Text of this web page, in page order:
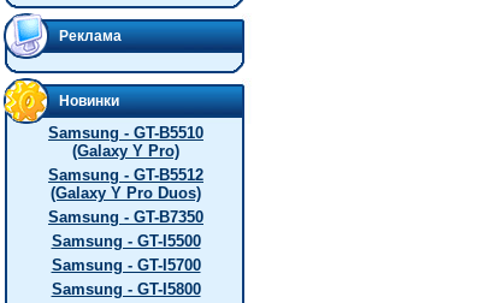
Реклама
Новинки
Samsung - GT-B5510
(Galaxy Y Pro)
Samsung - GT-B5512
(Galaxy Y Pro Duos)
Samsung - GT-B7350
Samsung - GT-I5500
Samsung - GT-I5700
Samsung - GT-I5800